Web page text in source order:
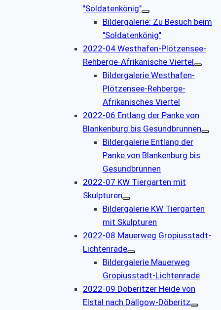
"Soldatenkönig"
Bildergalerie: Zu Besuch beim
"Soldatenkönig"
2022-04 Westhafen-Plötzensee-
Rehberge-Afrikanische Viertel
Bildergalerie Westhafen-
Plötzensee-Rehberge-
Afrikanisches Viertel
2022-06 Entlang der Panke von
Blankenburg bis Gesundbrunnen
Bildergalerie Entlang der
Panke von Blankenburg bis
Gesundbrunnen
2022-07 KW Tiergarten mit
Skulpturen
Bildergalerie KW Tiergarten
mit Skulpturen
2022-08 Mauerweg Gropiusstadt-
Lichtenrade
Bildergalerie Mauerweg
Gropiusstadt-Lichtenrade
2022-09 Döberitzer Heide von
Elstal nach Dallgow-Döberitz